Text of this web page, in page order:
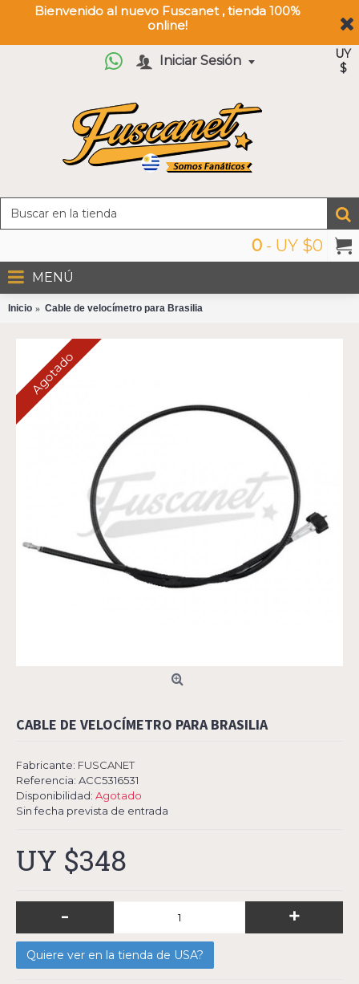
Bienvenido al nuevo Fuscanet , tienda 100%
online!
UY
$
Iniciar Sesión
0 - UY $0
MENÚ
Inicio Cable de velocímetro para Brasilia
Agotado
CABLE DE VELOCÍMETRO PARA BRASILIA
Fabricante: FUSCANET
Referencia: ACC5316531
Disponibilidad: Agotado
Sin fecha prevista de entrada
UY $348
- +
Quiere ver en la tienda de USA?